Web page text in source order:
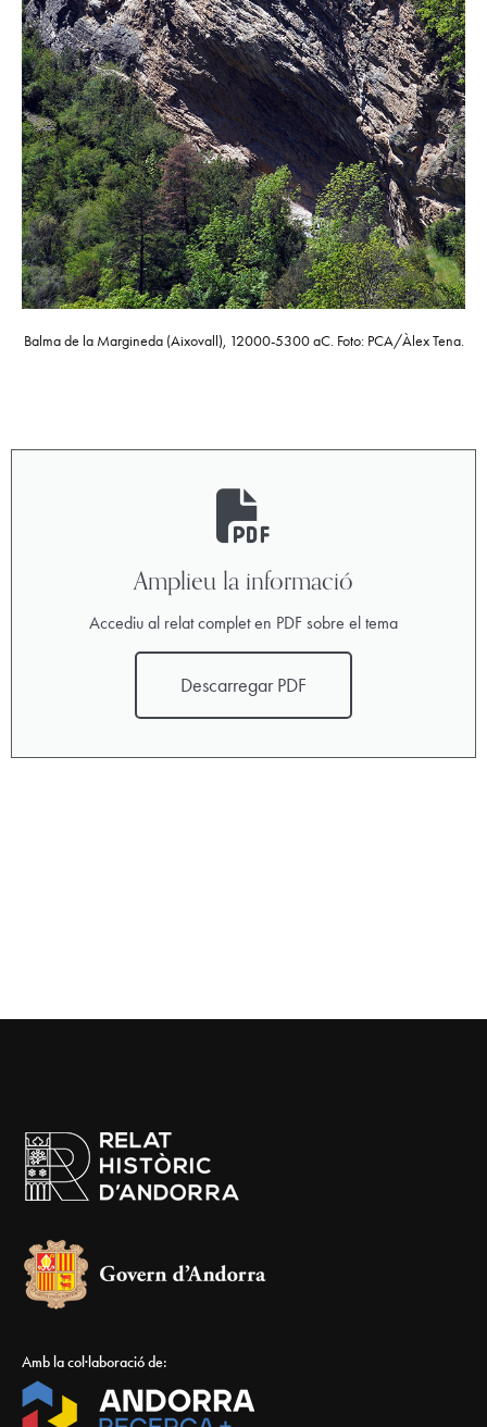
Balma de la Margineda (Aixovall), 12000-5300 aC. Foto: PCA/Àlex Tena.
Amplieu la informació
Accediu al relat complet en PDF sobre el tema
Descarregar PDF
Amb la col·laboració de: